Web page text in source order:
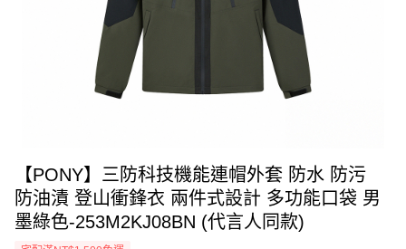
【PONY】三防科技機能連帽外套 防水 防污
防油漬 登山衝鋒衣 兩件式設計 多功能口袋 男
墨綠色-253M2KJ08BN (代言人同款)